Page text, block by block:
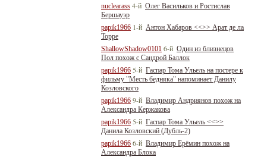
nuclearass 4-й Олег Васильков и Ростислав
Бершауэр
papik1966 1-й Антон Хабаров <<>> Арат де ла
Торре
ShallowShadow0101 6-й Один из близнецов
Пол похож с Сандрой Баллок
papik1966 5-й Гаспар Тома Ульель на постере к
фильму "Месть бедняка" напоминает Данилу
Козловского
papik1966 9-й Владимир Андриянов похож на
Александра Кержакова
papik1966 5-й Гаспар Тома Ульель <<>>
Данила Козловский (Дубль-2)
papik1966 6-й Владимир Ерёмин похож на
Александра Блока